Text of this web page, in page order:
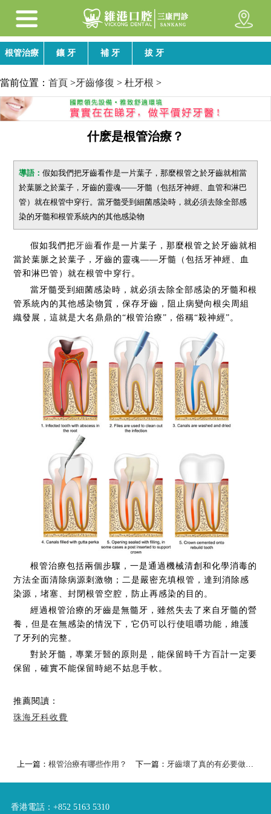
根管治療 鑲 牙 補 牙 拔 牙
當前位置： 首頁 >牙齒修復 > 杜牙根 >
什麽是根管治療？
導語：假如我們把牙齒看作是一片葉子，那麼根管之於牙齒就相當
於葉脈之於葉子，牙齒的靈魂——牙髓（包括牙神經、血管和淋巴
管）就在根管中穿行。當牙髓受到細菌感染時，就必須去除全部感
染的牙髓和根管系統內的其他感染物
假如我們把牙齒看作是一片葉子，那麼根管之於牙齒就相
當於葉脈之於葉子，牙齒的靈魂——牙髓（包括牙神經、血
管和淋巴管）就在根管中穿行。
當牙髓受到細菌感染時，就必須去除全部感染的牙髓和根
管系統內的其他感染物質，保存牙齒，阻止病變向根尖周組
織發展，這就是大名鼎鼎的“根管治療”，俗稱“殺神經”。
根管治療包括兩個步驟，一是通過機械清創和化學消毒的
方法全面清除病源刺激物；二是嚴密充填根管，達到消除感
染源，堵塞、封閉根管空腔，防止再感染的目的。
經過根管治療的牙齒是無髓牙，雖然失去了來自牙髓的營
養，但是在無感染的情況下，它仍可以行使咀嚼功能，維護
了牙列的完整。
對於牙髓，專業牙醫的原則是，能保留時千方百計一定要
保留，確實不能保留時絕不姑息手軟。
推薦閱讀：
珠海牙科收費
上一篇：根管治療有哪些作用？ 下一篇： 牙齒壞了真的有必要做根管嗎？
香港電話：+852 5163 5310